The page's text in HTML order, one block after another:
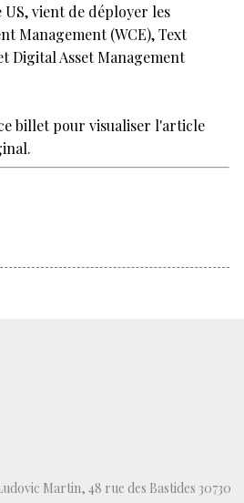
vient de déployer les
Management (WCE), Text
Digital Asset Management
billet pour visualiser l'article
Martin, 48 rue des Bastides 30730